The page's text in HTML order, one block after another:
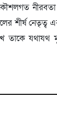
শীর্ষ নেতৃত্ব
তাকে